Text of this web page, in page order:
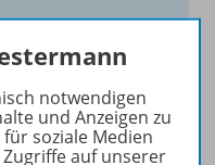
Service, um
gestalten. Jede
bis vier
mit
notwendigen
und Anzeigen zu
soziale Medien
auf unserer